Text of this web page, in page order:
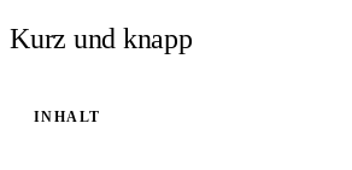
Kurz und knapp
INHALT